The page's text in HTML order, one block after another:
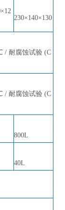
230×140×130
/ 耐腐蚀试验 (C
/ 耐腐蚀试验 (C
800L
40L